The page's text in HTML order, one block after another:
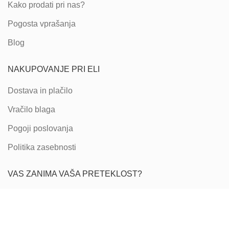
Kako prodati pri nas?
Pogosta vprašanja
Blog
NAKUPOVANJE PRI ELI
Dostava in plačilo
Vračilo blaga
Pogoji poslovanja
Politika zasebnosti
VAS ZANIMA VAŠA PRETEKLOST?